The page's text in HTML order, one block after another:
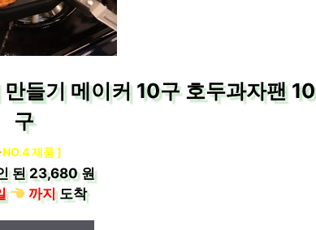
들기 메이커 10구 호두과자팬 10
구
NO.4 제품 ]
된23,680 원
까지도착